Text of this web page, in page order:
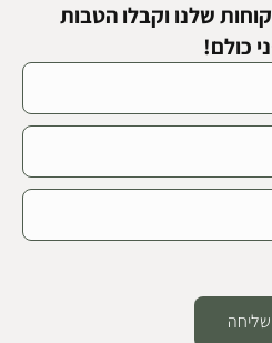
שלנו וקבלו הטבות
כולם!
שליחה